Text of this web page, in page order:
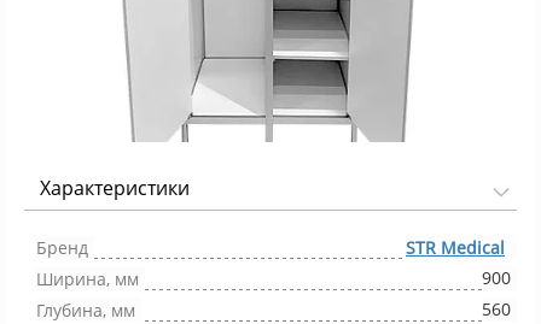
Характеристики
Бренд
STR Medical
Ширина, мм
900
Глубина, мм
560